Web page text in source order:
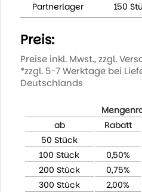
Partnerlager 150
Preis:
Preise inkl. Mwst., zzgl.
*zzgl. 5-7 Werktage bei
Deutschlands
ab
Rabatt
50 Stück
100 Stück
0,50%
200 Stück
0,75%
300 Stück
2,00%